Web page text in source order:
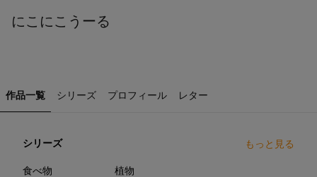
にこにこうーる
作品一覧 シリーズ プロフィール レター
シリーズ もっと見る
食べ物 植物